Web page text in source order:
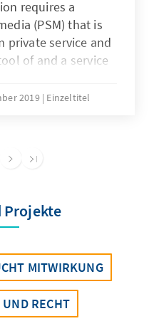
requires a
(PSM) that is
private service and
of and a service
2019 Einzeltitel
Projekte
MITWIRKUNG
RECHT